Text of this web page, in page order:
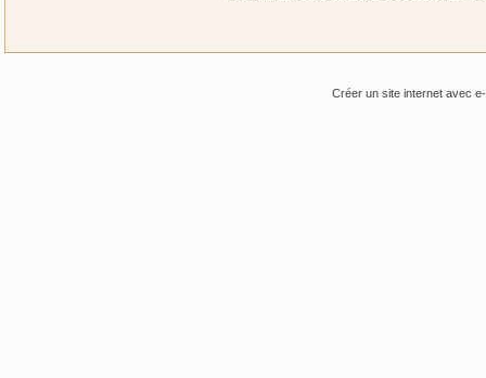
Créer un site internet avec